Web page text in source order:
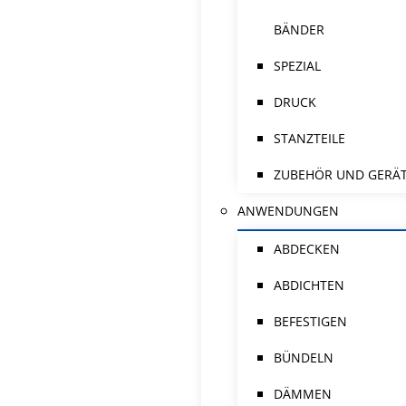
BÄNDER
SPEZIAL
DRUCK
STANZTEILE
ZUBEHÖR UND
ANWENDUNGEN
ABDECKEN
ABDICHTEN
BEFESTIGEN
BÜNDELN
DÄMMEN